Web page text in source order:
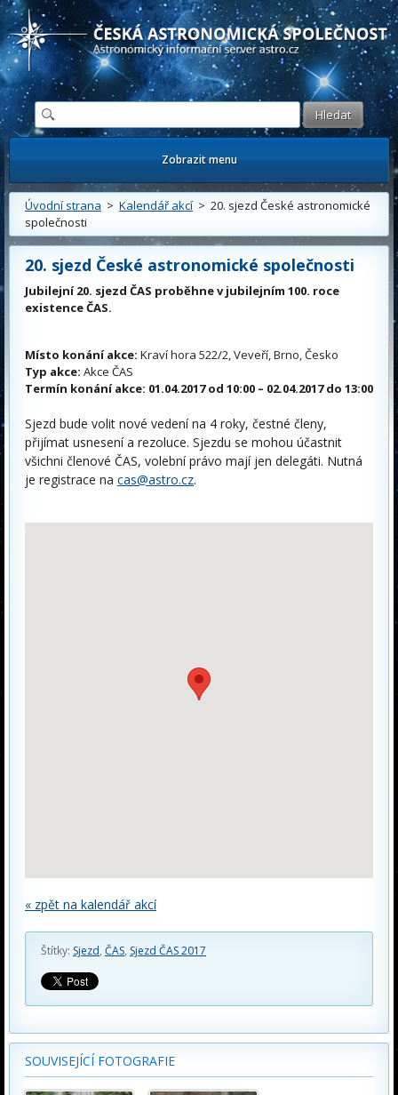
Česká astronomická společnost - Informační astronomický server
Zobrazit menu
Úvodní strana > Kalendář akcí> 20. sjezd České astronomické
společnosti
20. sjezd České astronomické společnosti
Jubilejní 20. sjezd ČAS proběhne v jubilejním 100. roce
existence ČAS.
Místo konání akce: Kraví hora 522/2, Veveří, Brno, Česko
Typ akce: Akce ČAS
Termín konání akce: 01.04.2017 od 10:00 – 02.04.2017 do 13:00
Sjezd bude volit nové vedení na 4 roky, čestné členy,
přijímat usnesení a rezoluce. Sjezdu se mohou účastnit
všichni členové ČAS, volební právo mají jen delegáti. Nutná
je registrace na cas@astro.cz.
« zpět na kalendář akcí
Štítky: Sjezd, ČAS, Sjezd ČAS 2017
SOUVISEJÍCÍ FOTOGRAFIE